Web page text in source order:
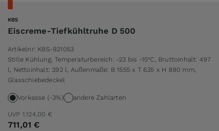
KBS
Eiscreme-Tiefkühltruhe D 500
Artikelnr: KBS-921053
Stille Kühlung, Temperaturbereich: -23 bis -15°C, Bruttoinhalt: 497
l, Nettoinhalt: 392 l, Außenmaße: B 1555 x T 635 x H 890 mm,
Glasschiebedeckel
Vorkasse (-3%) andere Zahlarten
UVP 1.124,00 €
711,01 €